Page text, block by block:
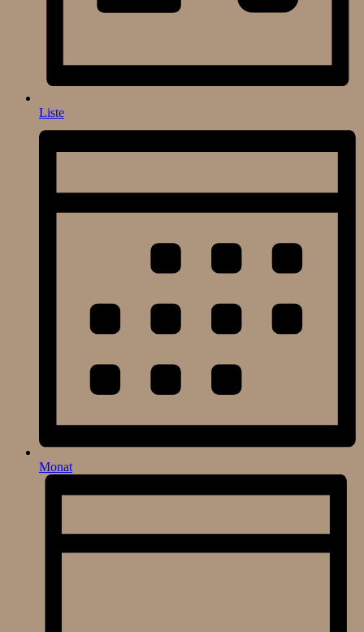
Liste
Monat